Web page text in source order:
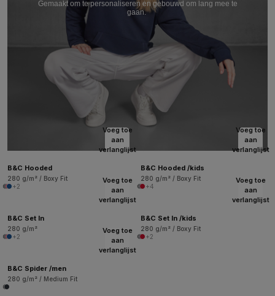
Gemaakt om te personaliseren en gebouwd om lang mee te
gaan.
Voeg toe
aan
verlanglijst
B&C Hooded
280 g/m² / Boxy Fit
+2
Voeg toe
aan
verlanglijst
B&C Hooded /kids
280 g/m² / Boxy Fit
+4
Voeg toe
aan
verlanglijst
B&C Set In
280 g/m²
+2
Voeg toe
aan
verlanglijst
B&C Set In /kids
280 g/m² / Boxy Fit
+2
Voeg toe
aan
verlanglijst
B&C Spider /men
280 g/m² / Medium Fit